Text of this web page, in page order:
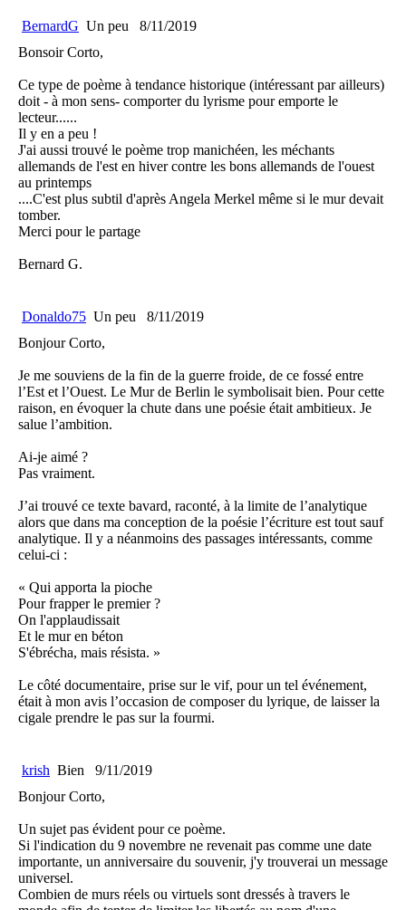
BernardG Un peu
8/11/2019
Bonsoir Corto,
Ce type de poème à tendance historique (intéressant par ailleurs)
doit - à mon sens- comporter du lyrisme pour emporte le
lecteur......
Il y en a peu !
J'ai aussi trouvé le poème trop manichéen, les méchants
allemands de l'est en hiver contre les bons allemands de l'ouest
au printemps
....C'est plus subtil d'après Angela Merkel même si le mur devait
tomber.
Merci pour le partage
Bernard G.
Donaldo75 Un peu
8/11/2019
Bonjour Corto,
Je me souviens de la fin de la guerre froide, de ce fossé entre
l’Est et l’Ouest. Le Mur de Berlin le symbolisait bien. Pour cette
raison, en évoquer la chute dans une poésie était ambitieux. Je
salue l’ambition.
Ai-je aimé ?
Pas vraiment.
J’ai trouvé ce texte bavard, raconté, à la limite de l’analytique
alors que dans ma conception de la poésie l’écriture est tout sauf
analytique. Il y a néanmoins des passages intéressants, comme
celui-ci :
« Qui apporta la pioche
Pour frapper le premier ?
On l'applaudissait
Et le mur en béton
S'ébrécha, mais résista. »
Le côté documentaire, prise sur le vif, pour un tel événement,
était à mon avis l’occasion de composer du lyrique, de laisser la
cigale prendre le pas sur la fourmi.
krish Bien
9/11/2019
Bonjour Corto,
Un sujet pas évident pour ce poème.
Si l'indication du 9 novembre ne revenait pas comme une date
importante, un anniversaire du souvenir, j'y trouverai un message
universel.
Combien de murs réels ou virtuels sont dressés à travers le